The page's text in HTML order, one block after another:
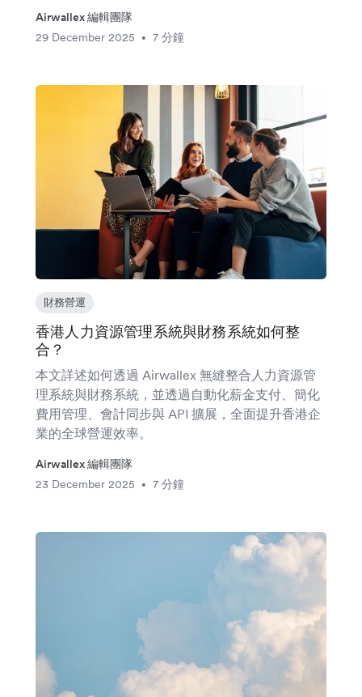
Airwallex 編輯團隊
29 December 2025
• 7 分鐘
財務營運
香港人力資源管理系統與財務系統如何整
合？
本文詳述如何透過 Airwallex 無縫整合人力資源管
理系統與財務系統，並透過自動化薪金支付、簡化
費用管理、會計同步與 API 擴展，全面提升香港企
業的全球營運效率。
Airwallex 編輯團隊
23 December 2025
• 7 分鐘